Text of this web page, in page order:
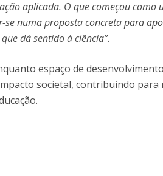
aplicada. O que começou como
numa proposta concreta para
dá sentido à ciência”.
espaço de
societal, contribuindo para